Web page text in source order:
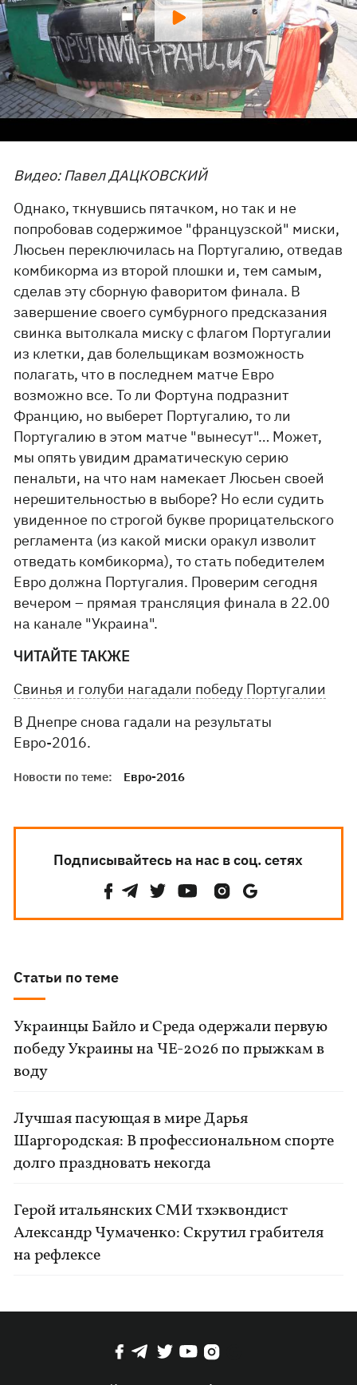
Видео: Павел ДАЦКОВСКИЙ
Однако, ткнувшись пятачком, но так и не
попробовав содержимое "французской" миски,
Люсьен переключилась на Португалию, отведав
комбикорма из второй плошки и, тем самым,
сделав эту сборную фаворитом финала. В
завершение своего сумбурного предсказания
свинка вытолкала миску с флагом Португалии
из клетки, дав болельщикам возможность
полагать, что в последнем матче Евро
возможно все. То ли Фортуна подразнит
Францию, но выберет Португалию, то ли
Португалию в этом матче "вынесут"… Может,
мы опять увидим драматическую серию
пенальти, на что нам намекает Люсьен своей
нерешительностью в выборе? Но если судить
увиденное по строгой букве прорицательского
регламента (из какой миски оракул изволит
отведать комбикорма), то стать победителем
Евро должна Португалия. Проверим сегодня
вечером – прямая трансляция финала в 22.00
на канале "Украина".
ЧИТАЙТЕ ТАКЖЕ
Свинья и голуби нагадали победу Португалии
В Днепре снова гадали на результаты
Евро-2016.
Новости по теме: Евро-2016
Подписывайтесь на нас в соц. сетях
Статьи по теме
Украинцы Байло и Среда одержали первую
победу Украины на ЧЕ-2026 по прыжкам в
воду
Лучшая пасующая в мире Дарья
Шаргородская: В профессиональном спорте
долго праздновать некогда
Герой итальянских СМИ тхэквондист
Александр Чумаченко: Скрутил грабителя
на рефлексе